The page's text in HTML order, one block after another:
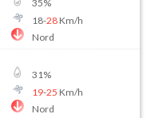
35%
18-28Km/h
Nord
31%
19-25 Km/h
Nord